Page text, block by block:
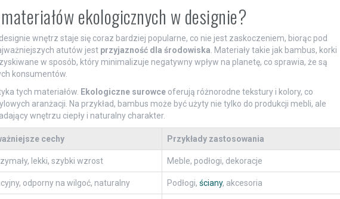
ekologicznych w designie?
wnętrz staje się coraz bardziej popularne, co nie jest zaskoczeniem, biorąc pod
atutów jest przyjazność dla środowiska . Materiały takie jak bambus, korki
w sposób, który minimalizuje negatywny wpływ na planetę, co sprawia, że są
konsumentów.
tych materiałów. Ekologiczne surowceoferują różnorodne tekstury i kolory, co
aranżacji. Na przykład, bambus może być użyty nie tylko do produkcji mebli, ale
wnętrzu ciepły i naturalny charakter.
cechy Przykłady zastosowania
lekki, szybki wzrost Meble, podłogi, dekoracje
odporny na wilgoć, naturalny Podłogi, ściany, akcesoria